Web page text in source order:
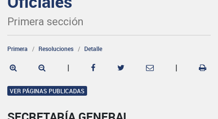
Primera sección
Primera Resoluciones Detalle
| |
VER PÁGINAS PUBLICADAS